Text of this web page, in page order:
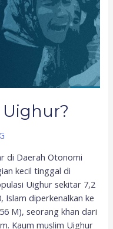
di Daerah Otonomi
kecil tinggal di
Uighur sekitar 7,2
Islam diperkenalkan ke
M), seorang khan dari
Kaum muslim Uighur